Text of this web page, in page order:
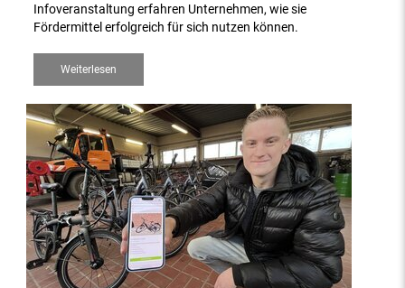
Infoveranstaltung erfahren Unternehmen, wie sie
Fördermittel erfolgreich für sich nutzen können.
Weiterlesen